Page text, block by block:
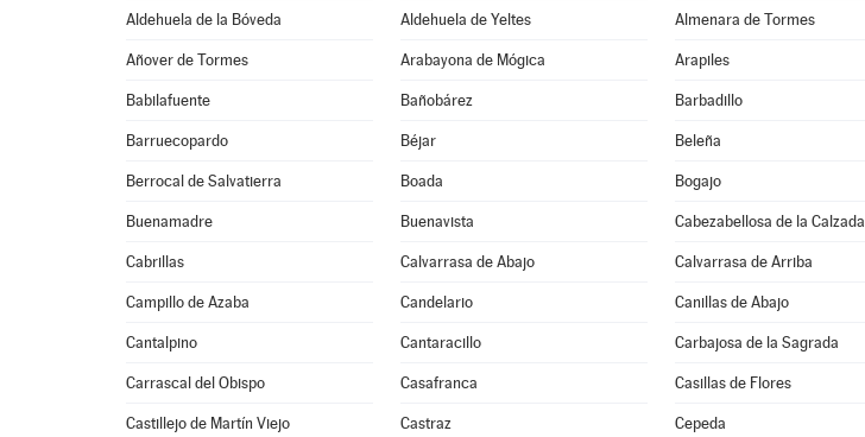
Aldehuela de la Bóveda Aldehuela de Yeltes Almenara de Tormes
Añover de Tormes Arabayona de Mógica Arapiles
Babilafuente Bañobárez Barbadillo
Barruecopardo Béjar Beleña
Berrocal de Salvatierra Boada Bogajo
Buenamadre Buenavista Cabezabellosa de la Calzada
Cabrillas Calvarrasa de Abajo Calvarrasa de Arriba
Campillo de Azaba Candelario Canillas de Abajo
Cantalpino Cantaracillo Carbajosa de la Sagrada
Carrascal del Obispo Casafranca Casillas de Flores
Castillejo de Martín Viejo Castraz Cepeda